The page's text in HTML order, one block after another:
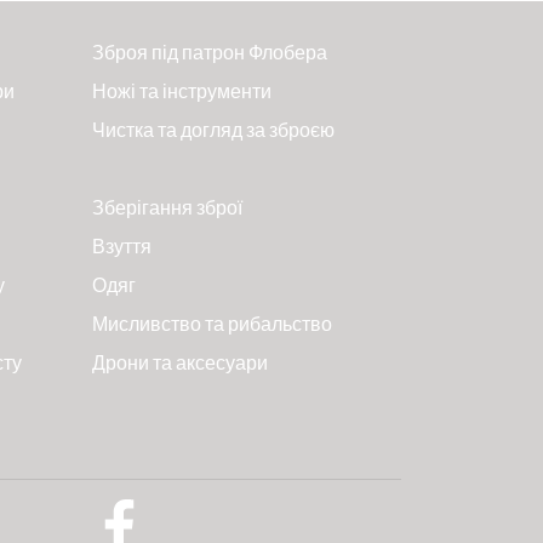
Зброя під патрон Флобера
Ножі та інструменти
Чистка та догляд за зброєю
Зберігання зброї
Взуття
Одяг
Мисливство та рибальство
Дрони та аксесуари